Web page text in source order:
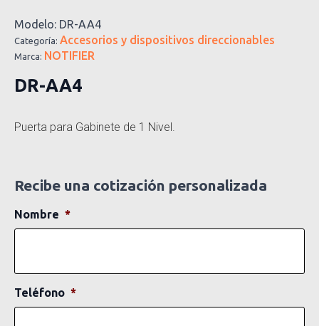
Modelo: DR-AA4
Categoría: Accesorios y dispositivos direccionables
Marca: NOTIFIER
DR-AA4
Puerta para Gabinete de 1 Nivel.
Recibe una cotización personalizada
Nombre *
Teléfono *